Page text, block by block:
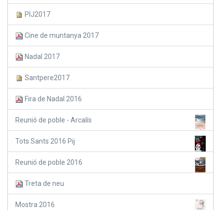
PIJ2017
Cine de muntanya 2017
Nadal 2017
Santpere2017
Fira de Nadal 2016
Reunió de poble - Arcalís
Tots Sants 2016 Pij
Reunió de poble 2016
Treta de neu
Mostra 2016